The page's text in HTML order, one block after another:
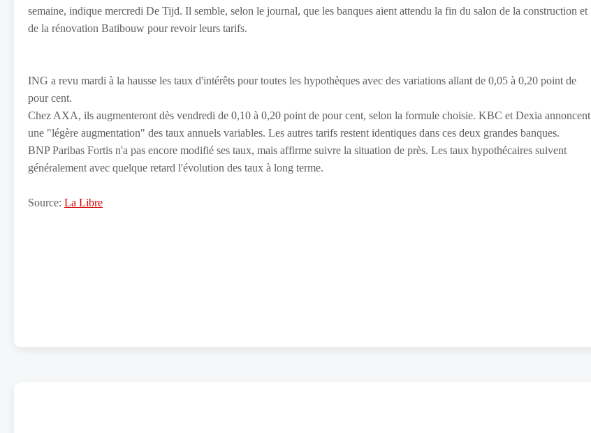
semaine, indique mercredi De Tijd. Il semble, selon le journal, que les banques aient attendu la fin du salon de la construction et
de la rénovation Batibouw pour revoir leurs tarifs.
ING a revu mardi à la hausse les taux d'intérêts pour toutes les hypothèques avec des variations allant de 0,05 à 0,20 point de
pour cent.
Chez AXA, ils augmenteront dès vendredi de 0,10 à 0,20 point de pour cent, selon la formule choisie. KBC et Dexia annoncent
une "légère augmentation" des taux annuels variables. Les autres tarifs restent identiques dans ces deux grandes banques.
BNP Paribas Fortis n'a pas encore modifié ses taux, mais affirme suivre la situation de près. Les taux hypothécaires suivent
généralement avec quelque retard l'évolution des taux à long terme.
Source: La Libre